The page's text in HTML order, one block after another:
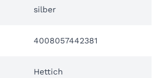
silber
4008057442381
Hettich